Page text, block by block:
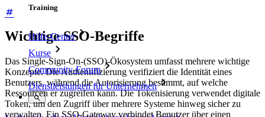
Training
Hilfe-Center
Kurse
Community-Forum
Dienstleistungen für Unternehmen
Wichtige SSO-Begriffe
Das Single-Sign-On-(SSO)-Ökosystem umfasst mehrere wichtige
Konzepte. Die Authentifizierung verifiziert die Identität eines
Benutzers, während die Autorisierung bestimmt, auf welche
Ressourcen er zugreifen kann. Die Tokenisierung verwendet digitale
Token, um den Zugriff über mehrere Systeme hinweg sicher zu
verwalten. Ein SSO-Gateway verbindet Benutzer über einen